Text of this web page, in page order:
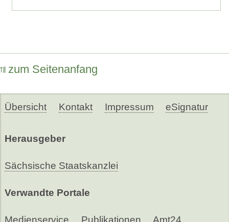
zum Seitenanfang
Übersicht Kontakt Impressum eSignatur
Herausgeber
Sächsische Staatskanzlei
Verwandte Portale
Medienservice Publikationen Amt24